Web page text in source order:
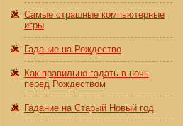
Самые страшные компьютерные
игры
Гадание на Рождество
Как правильно гадать в ночь
перед Рождеством
Гадание на Старый Новый год